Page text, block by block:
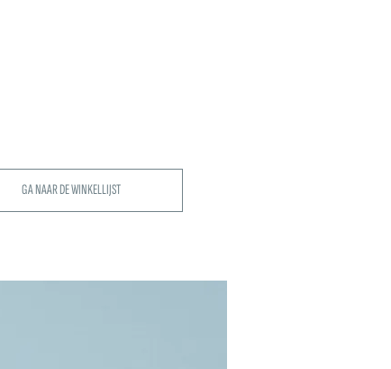
GA NAAR DE WINKELLIJST